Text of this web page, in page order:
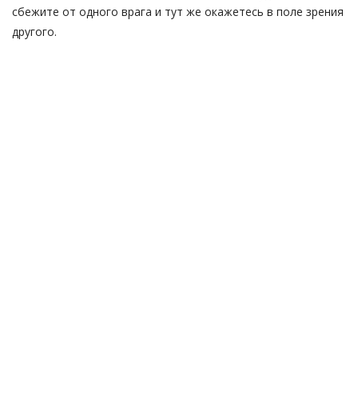
сбежите от одного врага и тут же окажетесь в поле зрения
другого.